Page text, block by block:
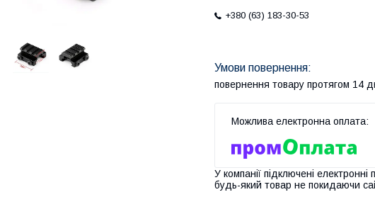
+380 (63) 183-30-53
повернення товару протягом 14
У компанії підключені
будь-який товар не покидаючи